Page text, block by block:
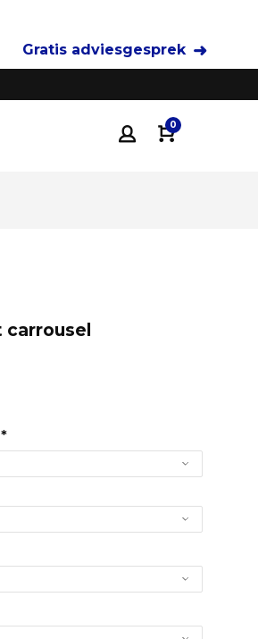
Gratis adviesgesprek
0
carrousel
*